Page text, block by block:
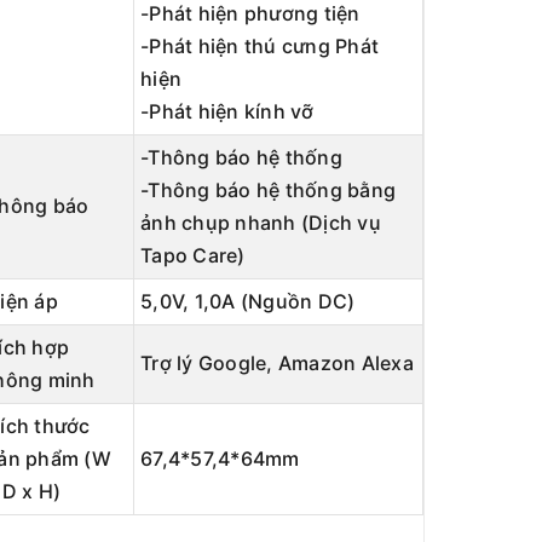
-Phát hiện phương tiện
-Phát hiện thú cưng Phát
hiện
-Phát hiện kính vỡ
báo
-Thông báo hệ thống
-Thông báo hệ thống bằng
ảnh chụp nhanh (Dịch vụ
Tapo Care)
áp
5,0V, 1,0A (Nguồn DC)
hợp
minh
Trợ lý Google, Amazon Alexa
thước
phẩm (W
x H)
67,4*57,4*64mm